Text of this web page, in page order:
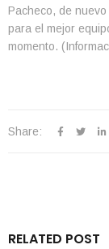
Pacheco, de
para el mejor
momento.
Share:
RELATED POST